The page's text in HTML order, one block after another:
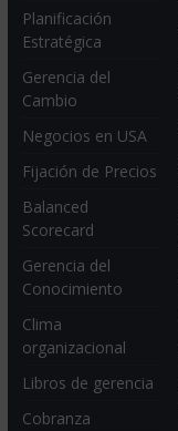
Planificación
Estratégica
Gerencia del
Cambio
Negocios en USA
Fijación de Precios
Balanced
Scorecard
Gerencia del
Conocimiento
Clima
organizacional
Libros de gerencia
Cobranza